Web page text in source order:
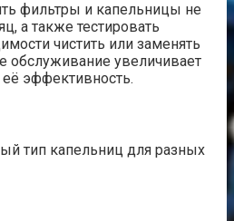
фильтры и капельницы не
а также тестировать
чистить или заменять
обслуживание увеличивает
эффективность.
тип капельниц для разных